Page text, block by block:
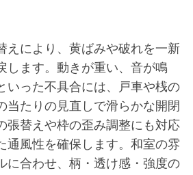
えにより、黄ばみや破れを一新
します。動きが重い、音が鳴
いった不具合には、戸車や桟の
当たりの見直しで滑らかな開閉
張替えや枠の歪み調整にも対応
通風性を確保します。和室の雰
に合わせ、柄・透け感・強度の